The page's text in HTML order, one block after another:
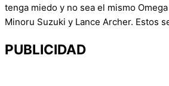
tenga miedo y no sea el mismo
Minoru Suzuki y Lance Archer. Estos
PUBLICIDAD